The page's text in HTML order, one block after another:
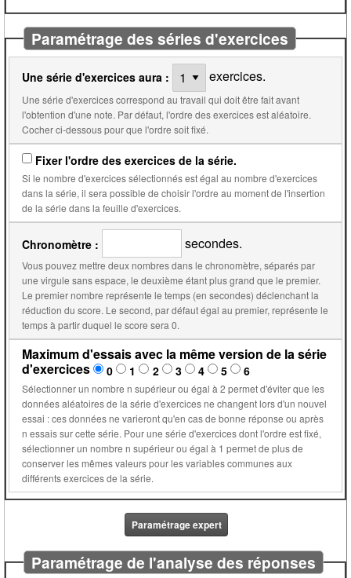
Paramétrage des séries d'exercices
Une série d'exercices aura : exercices.
Une série d'exercices correspond au travail qui doit être fait avant
l'obtention d'une note. Par défaut, l'ordre des exercices est aléatoire.
Cocher ci-dessous pour que l'ordre soit fixé.
Fixer l'ordre des exercices de la série.
Si le nombre d'exercices sélectionnés est égal au nombre d'exercices
dans la série, il sera possible de choisir l'ordre au moment de l'insertion
de la série dans la feuille d'exercices.
Chronomètre : secondes.
Vous pouvez mettre deux nombres dans le chronomètre, séparés par
une virgule sans espace, le deuxième étant plus grand que le premier.
Le premier nombre représente le temps (en secondes) déclenchant la
réduction du score. Le second, par défaut égal au premier, représente le
temps à partir duquel le score sera 0.
Maximum d'essais avec la même version de la série
d'exercices
0 1 2 3 4 5 6
Sélectionner un nombre n supérieur ou égal à 2 permet d'éviter que les
données aléatoires de la série d'exercices ne changent lors d'un nouvel
essai : ces données ne varieront qu'en cas de bonne réponse ou après
n essais sur cette série. Pour une série d'exercices dont l'ordre est fixé,
sélectionner un nombre n supérieur ou égal à 1 permet de plus de
conserver les mêmes valeurs pour les variables communes aux
différents exercices de la série.
Paramétrage expert
Paramétrage de l'analyse des réponses